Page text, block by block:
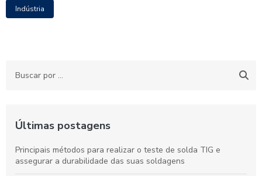
Indústria
Últimas postagens
Principais métodos para realizar o teste de solda TIG e
assegurar a durabilidade das suas soldagens